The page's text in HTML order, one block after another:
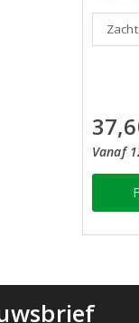
Vanaf